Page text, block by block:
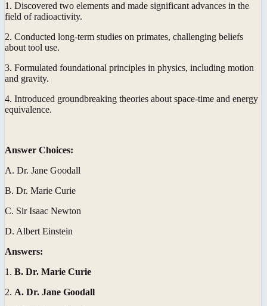
1. Discovered two elements and made significant advances in the
field of radioactivity.
2. Conducted long-term studies on primates, challenging beliefs
about tool use.
3. Formulated foundational principles in physics, including motion
and gravity.
4. Introduced groundbreaking theories about space-time and energy
equivalence.
Answer Choices:
A. Dr. Jane Goodall
B. Dr. Marie Curie
C. Sir Isaac Newton
D. Albert Einstein
Answers:
1. B. Dr. Marie Curie
2. A. Dr. Jane Goodall